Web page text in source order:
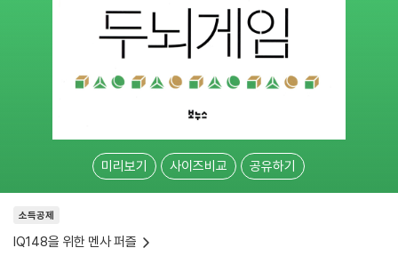
미리보기 사이즈비교 공유하기
소득공제
IQ148을 위한 멘사 퍼즐